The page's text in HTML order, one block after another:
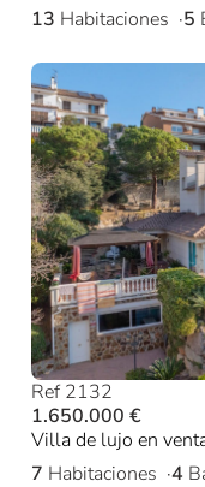
13 Habitaciones 5
Ref 2132
1.650.000 €
Villa de lujo en
7 Habitaciones 4